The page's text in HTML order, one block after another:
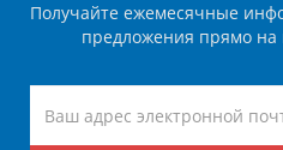
Получайте ежемесячные
предложения прямо